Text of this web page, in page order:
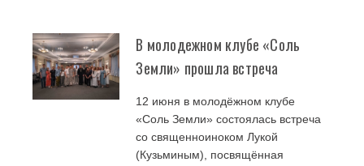
В молодежном клубе «Соль
Земли» прошла встреча
12 июня в молодёжном клубе
«Соль Земли» состоялась встреча
со священноиноком Лукой
(Кузьминым), посвящённая